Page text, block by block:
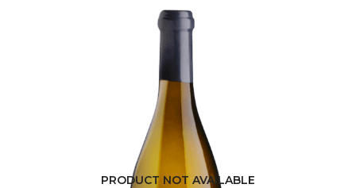
PRODUCT NOT AVAILABLE